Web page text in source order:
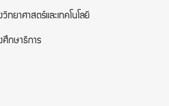
วิทยาศาสตร์และเทคโนโลยี
ศึกษาธิการ